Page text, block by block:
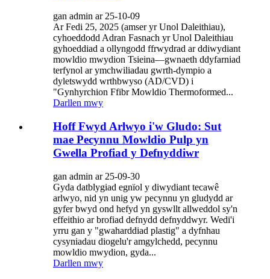
gan admin ar 25-10-09
Ar Fedi 25, 2025 (amser yr Unol Daleithiau),
cyhoeddodd Adran Fasnach yr Unol Daleithiau
gyhoeddiad a ollyngodd ffrwydrad ar ddiwydiant
mowldio mwydion Tsieina—gwnaeth ddyfarniad
terfynol ar ymchwiliadau gwrth-dympio a
dyletswydd wrthbwyso (AD/CVD) i
"Gynhyrchion Ffibr Mowldio Thermoformed...
Darllen mwy
Hoff Fwyd Arlwyo i'w Gludo: Sut
mae Pecynnu Mowldio Pulp yn
Gwella Profiad y Defnyddiwr
gan admin ar 25-09-30
Gyda datblygiad egnïol y diwydiant tecawê
arlwyo, nid yn unig yw pecynnu yn gludydd ar
gyfer bwyd ond hefyd yn gyswllt allweddol sy'n
effeithio ar brofiad defnydd defnyddwyr. Wedi'i
yrru gan y "gwaharddiad plastig" a dyfnhau
cysyniadau diogelu'r amgylchedd, pecynnu
mowldio mwydion, gyda...
Darllen mwy